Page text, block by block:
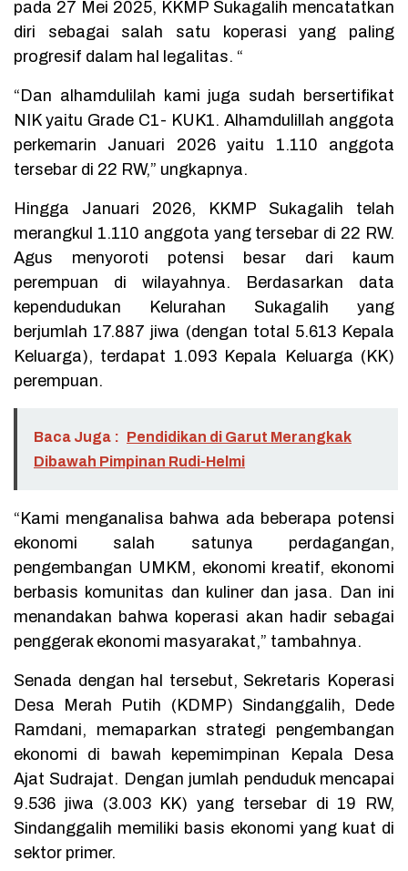
pada 27 Mei 2025, KKMP Sukagalih mencatatkan
diri sebagai salah satu koperasi yang paling
progresif dalam hal legalitas. “
“Dan alhamdulilah kami juga sudah bersertifikat
NIK yaitu Grade C1- KUK1. Alhamdulillah anggota
perkemarin Januari 2026 yaitu 1.110 anggota
tersebar di 22 RW,” ungkapnya.
Hingga Januari 2026, KKMP Sukagalih telah
merangkul 1.110 anggota yang tersebar di 22 RW.
Agus menyoroti potensi besar dari kaum
perempuan di wilayahnya. Berdasarkan data
kependudukan Kelurahan Sukagalih yang
berjumlah 17.887 jiwa (dengan total 5.613 Kepala
Keluarga), terdapat 1.093 Kepala Keluarga (KK)
perempuan.
Baca Juga : Pendidikan di Garut Merangkak
Dibawah Pimpinan Rudi-Helmi
“Kami menganalisa bahwa ada beberapa potensi
ekonomi salah satunya perdagangan,
pengembangan UMKM, ekonomi kreatif, ekonomi
berbasis komunitas dan kuliner dan jasa. Dan ini
menandakan bahwa koperasi akan hadir sebagai
penggerak ekonomi masyarakat,” tambahnya.
Senada dengan hal tersebut, Sekretaris Koperasi
Desa Merah Putih (KDMP) Sindanggalih, Dede
Ramdani, memaparkan strategi pengembangan
ekonomi di bawah kepemimpinan Kepala Desa
Ajat Sudrajat. Dengan jumlah penduduk mencapai
9.536 jiwa (3.003 KK) yang tersebar di 19 RW,
Sindanggalih memiliki basis ekonomi yang kuat di
sektor primer.